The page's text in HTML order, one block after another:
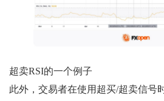
超卖RSI的一个例子
此外，交易者在使用超买/超卖信号